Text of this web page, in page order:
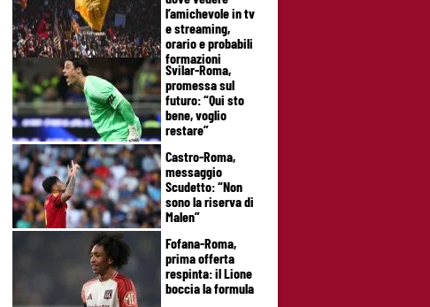
l’amichevole in tv
e streaming,
orario e probabili
formazioni
Svilar-Roma,
promessa sul
futuro: “Qui sto
bene, voglio
restare”
Castro-Roma,
messaggio
Scudetto: “Non
sono la riserva di
Malen”
Fofana-Roma,
prima offerta
respinta: il Lione
boccia la formula